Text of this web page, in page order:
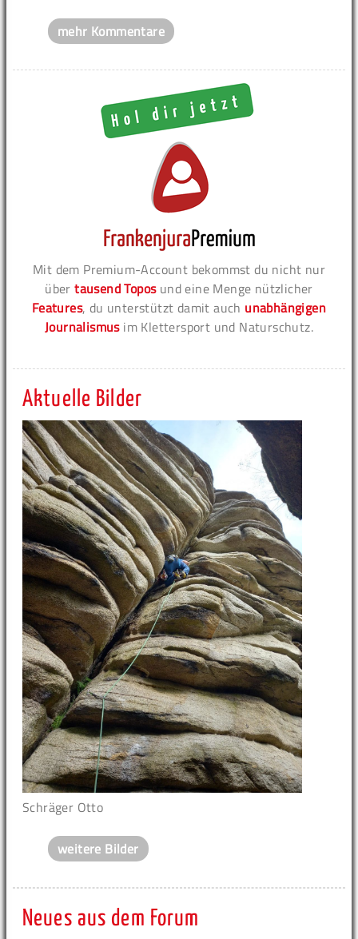
mehr Kommentare
Mit dem Premium-Account bekommst du nicht nur
übertausend Toposund eine Menge nützlicher
Features, du unterstützt damit auch unabhängigen
Journalismusim Klettersport und Naturschutz.
Aktuelle Bilder
Schräger Otto
weitere Bilder
Neues aus dem Forum